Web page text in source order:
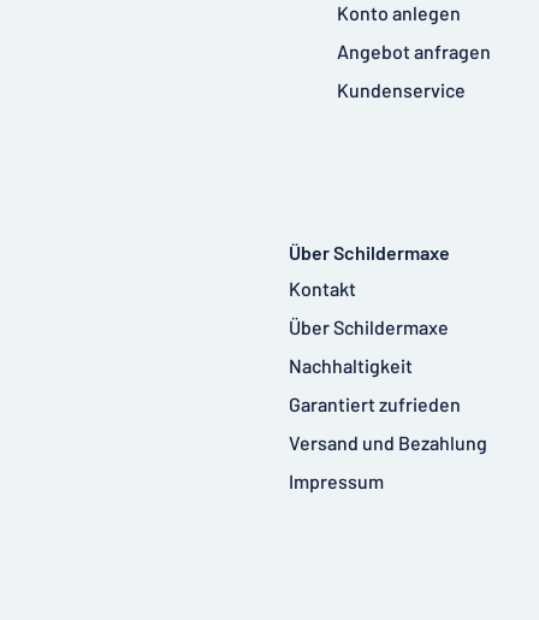
Konto anlegen
Angebot anfragen
Kundenservice
Über Schildermaxe
Kontakt
Über Schildermaxe
Nachhaltigkeit
Garantiert zufrieden
Versand und Bezahlung
Impressum